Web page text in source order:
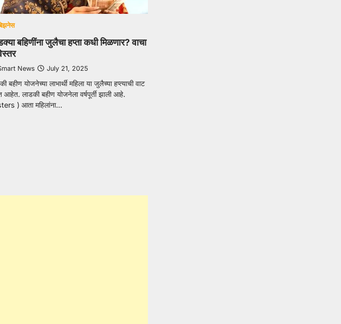
बहि‍णींना जुलैचा हप्ता कधी मिळणार? वाचा
News July 21, 2025
बहीण योजनेच्या लाभार्थी महिला या जुलैच्या हप्त्याची वाट
आहेत. लाडकी बहीण योजनेला वर्षपूर्ती झाली आहे.
) आता महिलांना…